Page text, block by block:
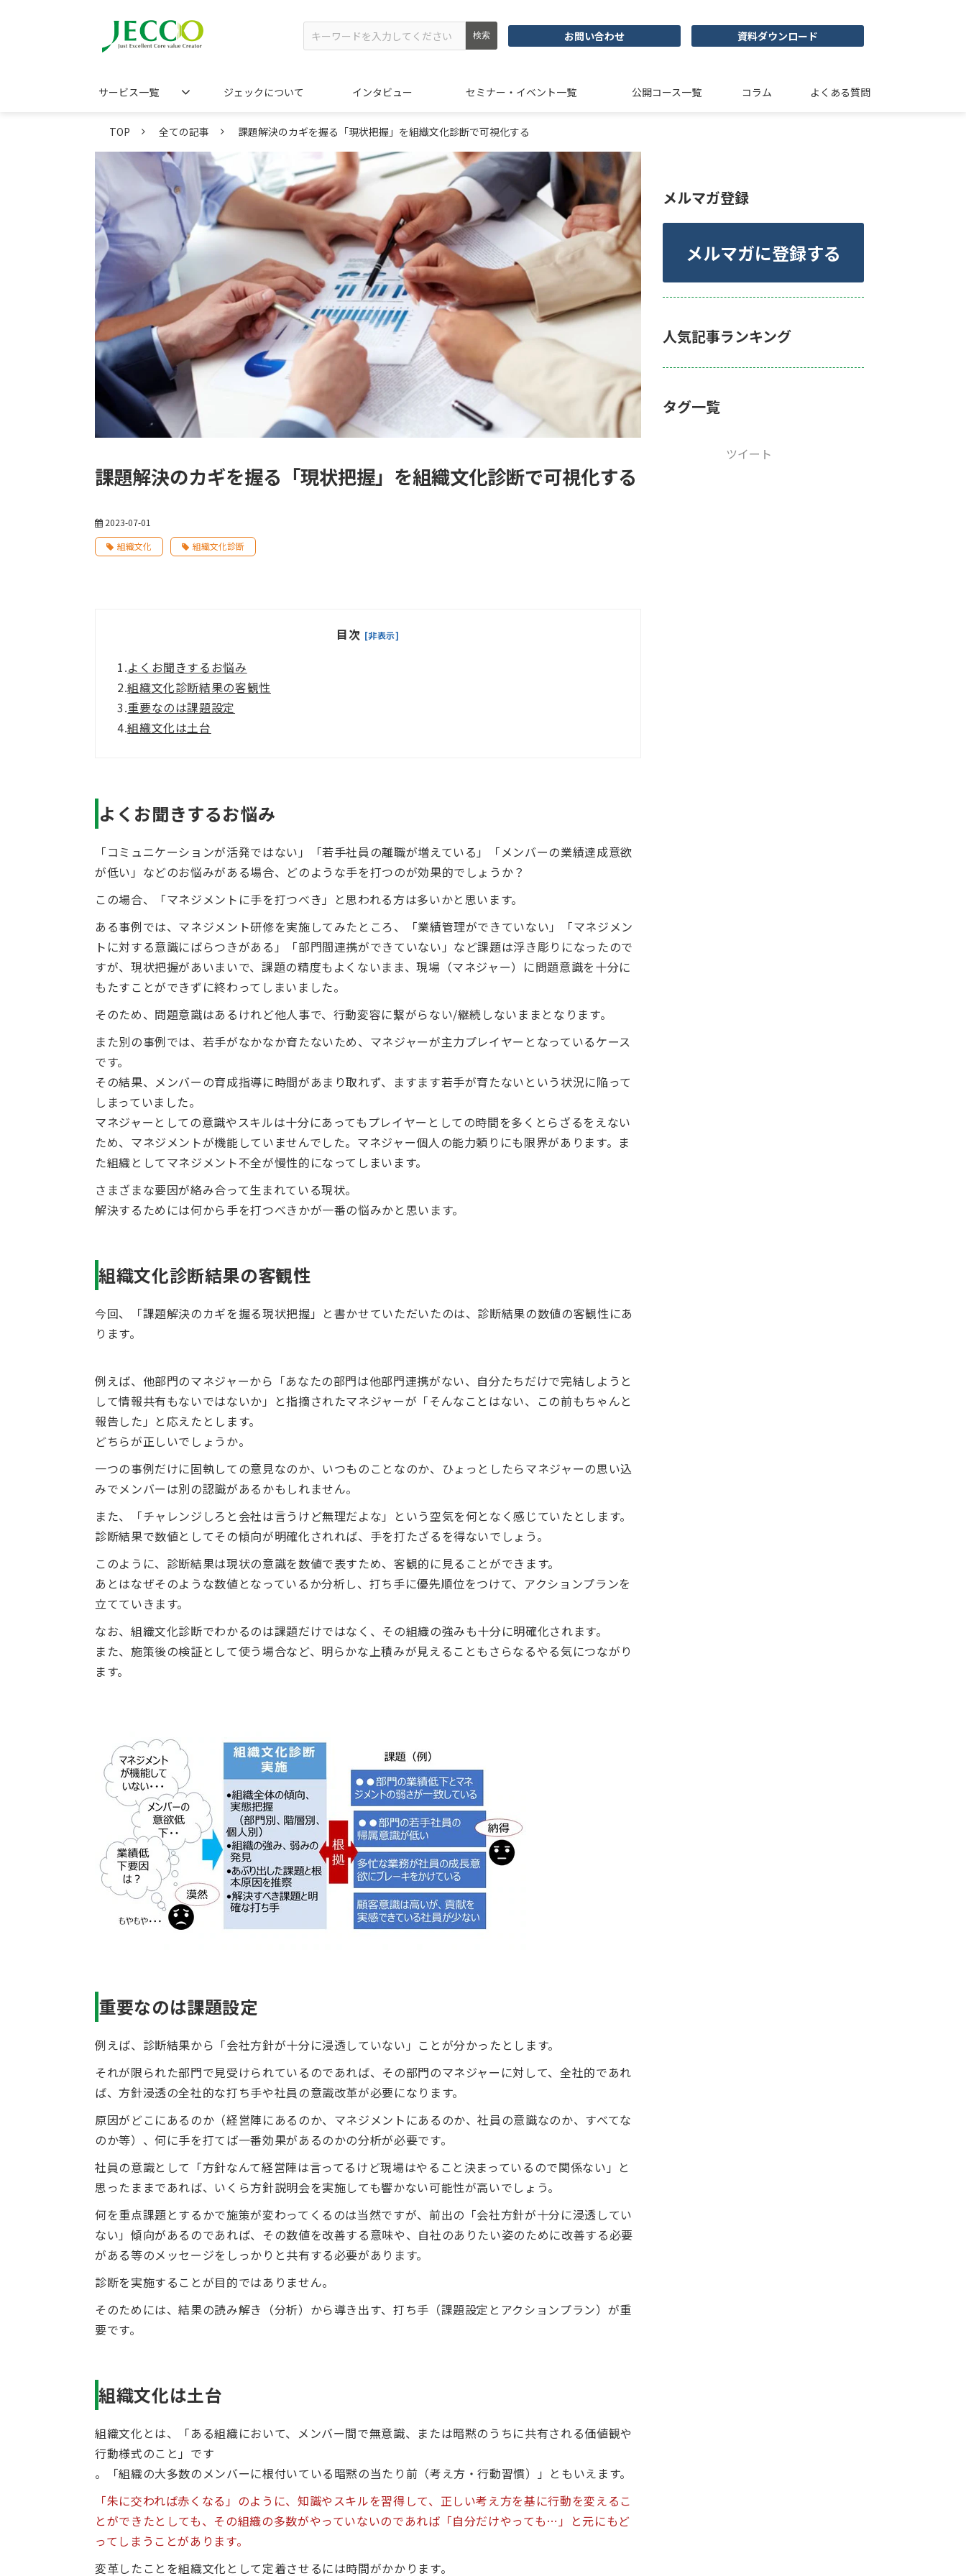
お問い合わせ 資料ダウンロード
サービス一覧 ジェックについて インタビュー セミナー・イベント一覧 公開コース一覧 コラム よくある質問
TOP 全ての記事 課題解決のカギを握る「現状把握」を組織文化診断で可視化する
課題解決のカギを握る「現状把握」を組織文化診断で可視化する
2023-07-01
組織文化
組織文化診断
目次 [非表示]
1.よくお聞きするお悩み
2.組織文化診断結果の客観性
3.重要なのは課題設定
4.組織文化は土台
よくお聞きするお悩み
「コミュニケーションが活発ではない」「若手社員の離職が増えている」「メンバーの業績達成意欲
が低い」などのお悩みがある場合、どのような手を打つのが効果的でしょうか？
この場合、「マネジメントに手を打つべき」と思われる方は多いかと思います。
ある事例では、マネジメント研修を実施してみたところ、「業績管理ができていない」「マネジメン
トに対する意識にばらつきがある」「部門間連携ができていない」など課題は浮き彫りになったので
すが、現状把握があいまいで、課題の精度もよくないまま、現場（マネジャー）に問題意識を十分に
もたすことができずに終わってしまいました。
そのため、問題意識はあるけれど他人事で、行動変容に繋がらない/継続しないままとなります。
また別の事例では、若手がなかなか育たないため、マネジャーが主力プレイヤーとなっているケース
です。
その結果、メンバーの育成指導に時間があまり取れず、ますます若手が育たないという状況に陥って
しまっていました。
マネジャーとしての意識やスキルは十分にあってもプレイヤーとしての時間を多くとらざるをえない
ため、マネジメントが機能していませんでした。マネジャー個人の能力頼りにも限界があります。ま
た組織としてマネジメント不全が慢性的になってしまいます。
さまざまな要因が絡み合って生まれている現状。
解決するためには何から手を打つべきかが一番の悩みかと思います。
組織文化診断結果の客観性
今回、「課題解決のカギを握る現状把握」と書かせていただいたのは、診断結果の数値の客観性にあ
ります。
例えば、他部門のマネジャーから「あなたの部門は他部門連携がない、自分たちだけで完結しようと
して情報共有もないではないか」と指摘されたマネジャーが「そんなことはない、この前もちゃんと
報告した」と応えたとします。
どちらが正しいでしょうか。
一つの事例だけに固執しての意見なのか、いつものことなのか、ひょっとしたらマネジャーの思い込
みでメンバーは別の認識があるかもしれません。
また、「チャレンジしろと会社は言うけど無理だよな」という空気を何となく感じていたとします。
診断結果で数値としてその傾向が明確化されれば、手を打たざるを得ないでしょう。
このように、診断結果は現状の意識を数値で表すため、客観的に見ることができます。
あとはなぜそのような数値となっているか分析し、打ち手に優先順位をつけて、アクションプランを
立てていきます。
なお、組織文化診断でわかるのは課題だけではなく、その組織の強みも十分に明確化されます。
また、施策後の検証として使う場合など、明らかな上積みが見えることもさらなるやる気につながり
ます。
重要なのは課題設定
例えば、診断結果から「会社方針が十分に浸透していない」ことが分かったとします。
それが限られた部門で見受けられているのであれば、その部門のマネジャーに対して、全社的であれ
ば、方針浸透の全社的な打ち手や社員の意識改革が必要になります。
原因がどこにあるのか（経営陣にあるのか、マネジメントにあるのか、社員の意識なのか、すべてな
のか等）、何に手を打てば一番効果があるのかの分析が必要です。
社員の意識として「方針なんて経営陣は言ってるけど現場はやること決まっているので関係ない」と
思ったままであれば、いくら方針説明会を実施しても響かない可能性が高いでしょう。
何を重点課題とするかで施策が変わってくるのは当然ですが、前出の「会社方針が十分に浸透してい
ない」傾向があるのであれば、その数値を改善する意味や、自社のありたい姿のために改善する必要
がある等のメッセージをしっかりと共有する必要があります。
診断を実施することが目的ではありません。
そのためには、結果の読み解き（分析）から導き出す、打ち手（課題設定とアクションプラン）が重
要です。
組織文化は土台
組織文化とは、「ある組織において、メンバー間で無意識、または暗黙のうちに共有される価値観や
行動様式のこと」です
。「組織の大多数のメンバーに根付いている暗黙の当たり前（考え方・行動習慣）」ともいえます。
「朱に交われば赤くなる」のように、知識やスキルを習得して、正しい考え方を基に行動を変えるこ
とができたとしても、その組織の多数がやっていないのであれば「自分だけやっても…」と元にもど
ってしまうことがあります。
変革したことを組織文化として定着させるには時間がかかります。
メルマガ登録
メルマガに登録する
人気記事ランキング
タグ一覧
ツイート